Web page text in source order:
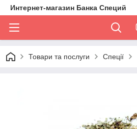
Интернет-магазин Банка Специй
Товари та послуги Спеції